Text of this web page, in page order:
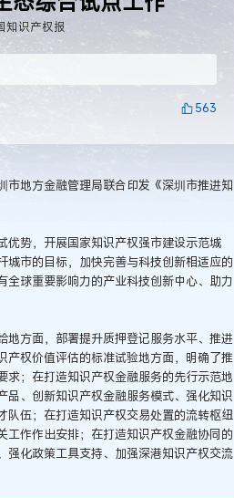
知识产权报
563
地方金融管理局联合印发《深圳市推进知
优势，开展国家知识产权强市建设示范城
市的目标，加快完善与科技创新相适应的
球重要影响力的产业科技创新中心、助力
地方面，部署提升质押登记服务水平、推进
产权价值评估的标准试验地方面，明确了推
；在打造知识产权金融服务的先行示范地
、创新知识产权金融服务模式、强化知识
队伍；在打造知识产权交易处置的流转枢纽
作作出安排；在打造知识产权金融协同的
强化政策工具支持、加强深港知识产权交流